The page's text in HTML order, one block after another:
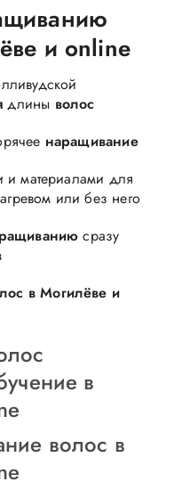
и online
длины волос
наращивание
и материалами для
или без него
сразу
в Могилёве и
в
волос в